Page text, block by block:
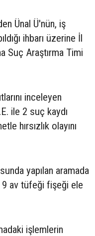
Ünal Ü'nün, iş
ihbarı üzerine İl
Suç Araştırma Timi
inceleyen
ile 2 suç kaydı
hırsızlık olayını
yapılan aramada
9 av tüfeği fişeği ele
işlemlerin